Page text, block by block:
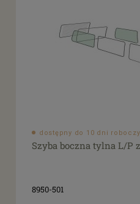
dostępny do 10 dni
Szyba boczna tylna L/P
8950-501